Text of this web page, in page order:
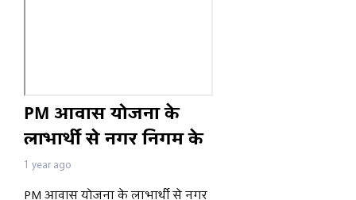
PM आवास योजना के
लाभार्थी से नगर निगम के
कर्मचारी के नाम पर पैसे
मांगने के आरोप पर सुनिए
1 year ago
PM आवास योजना के लाभार्थी से नगर